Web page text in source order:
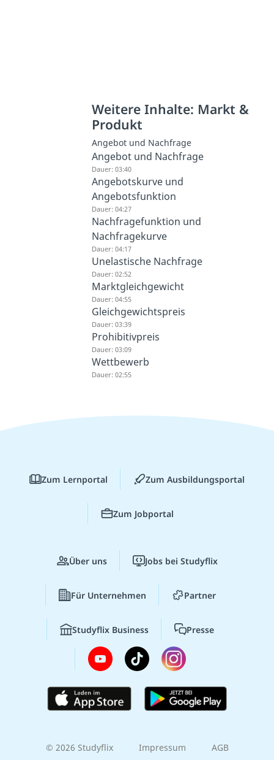
Weitere Inhalte: Markt &
Produkt
Angebot und Nachfrage
Angebot und Nachfrage
Dauer: 03:40
Angebotskurve und
Angebotsfunktion
Dauer: 04:27
Nachfragefunktion und
Nachfragekurve
Dauer: 04:17
Unelastische Nachfrage
Dauer: 02:52
Marktgleichgewicht
Dauer: 04:55
Gleichgewichtspreis
Dauer: 03:39
Prohibitivpreis
Dauer: 03:09
Wettbewerb
Dauer: 02:55
Zum Lernportal Zum Ausbildungsportal
Zum Jobportal
Über uns Jobs bei Studyflix
Für Unternehmen Partner
Studyflix Business Presse
© 2026 Studyflix Impressum AGB